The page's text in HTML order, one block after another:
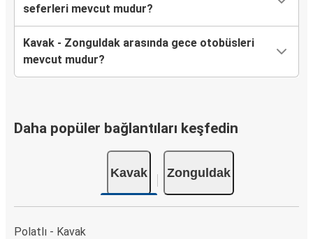
seferleri mevcut mudur?
Kavak - Zonguldak arasında gece otobüsleri
mevcut mudur?
Daha popüler bağlantıları keşfedin
Kavak Zonguldak
Polatlı - Kavak